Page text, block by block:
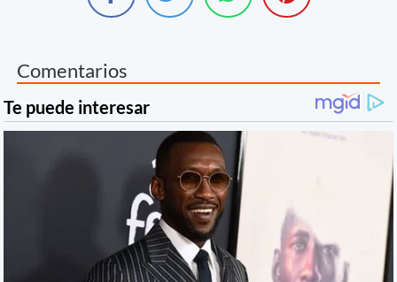
Comentarios